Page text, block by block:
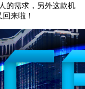
的需求，另外这款机
来啦！